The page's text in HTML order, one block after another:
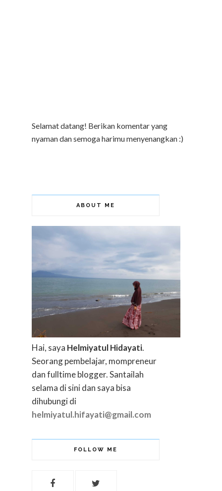
Selamat datang! Berikan komentar yang
nyaman dan semoga harimu menyenangkan :)
ABOUT ME
Hai, saya Helmiyatul Hidayati.
Seorang pembelajar, mompreneur
dan fulltime blogger. Santailah
selama di sini dan saya bisa
dihubungi di
helmiyatul.hifayati@gmail.com
FOLLOW ME